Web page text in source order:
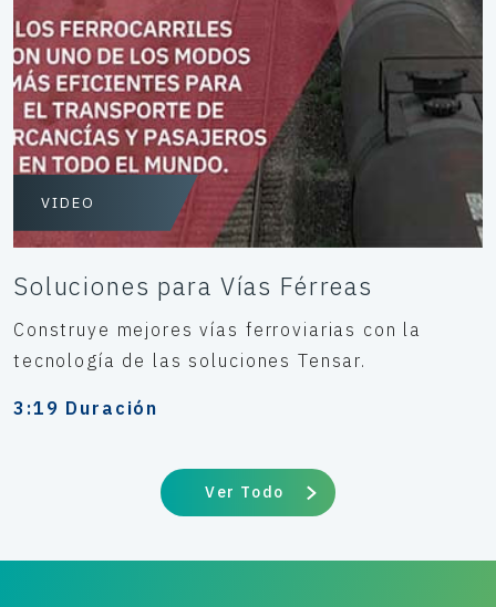
VIDEO
Soluciones para Vías Férreas
Construye mejores vías ferroviarias con la
tecnología de las soluciones Tensar.
3:19 Duración
Ver Todo